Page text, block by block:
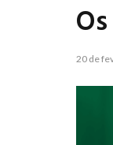
20 de